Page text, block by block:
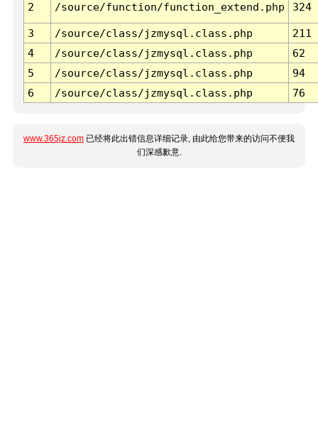
2 /source/function/function_extend.php 324
3 /source/class/jzmysql.class.php
211
4
/source/class/jzmysql.class.php
62
5
/source/class/jzmysql.class.php
94
6
/source/class/jzmysql.class.php 76
www.365jz.com 已经将此出错信息详细记录, 由此给您带来的访问不便我
们深感歉意.